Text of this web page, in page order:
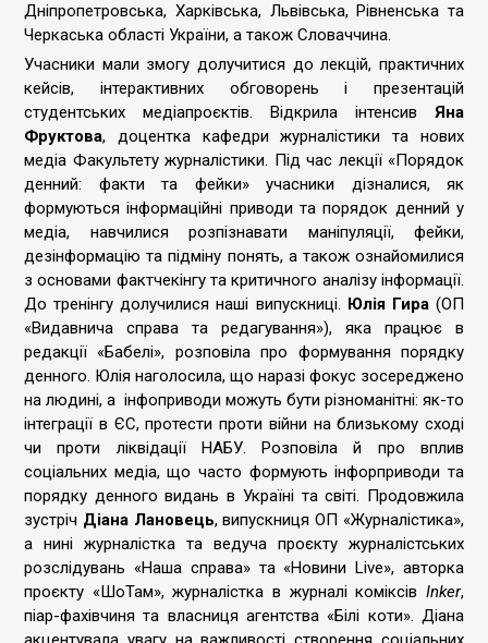
Дніпропетровська, Харківська, Львівська, Рівненська та
Черкаська області України, а також Словаччина.
Учасники мали змогу долучитися до лекцій, практичних
кейсів, інтерактивних обговорень і презентацій
студентських медіапроєктів. Відкрила інтенсив Яна
Фруктова, доцентка кафедри журналістики та нових
медіа Факультету журналістики. Під час лекції «Порядок
денний: факти та фейки» учасники дізналися, як
формуються інформаційні приводи та порядок денний у
медіа, навчилися розпізнавати маніпуляції, фейки,
дезінформацію та підміну понять, а також ознайомилися
з основами фактчекінгу та критичного аналізу інформації.
До тренінгу долучилися наші випускниці. Юлія Гира(ОП
«Видавнича справа та редагування»), яка працює в
редакції «Бабелі», розповіла про формування порядку
денного. Юлія наголосила, що наразі фокус зосереджено
на людині, а інфоприводи можуть бути різноманітні: як-то
інтеграції в ЄС, протести проти війни на близькому сході
чи проти ліквідації НАБУ. Розповіла й про вплив
соціальних медіа, що часто формують інфорприводи та
порядку денного видань в Україні та світі. Продовжила
зустріч Діана Лановець, випускниця ОП «Журналістика»,
а нині журналістка та ведуча проєкту журналістських
розслідувань «Наша справа» та «Новини Live», авторка
проєкту «ШоТам», журналістка в журналі коміксів Inker,
піар-фахівчиня та власниця агентства «Білі коти». Діана